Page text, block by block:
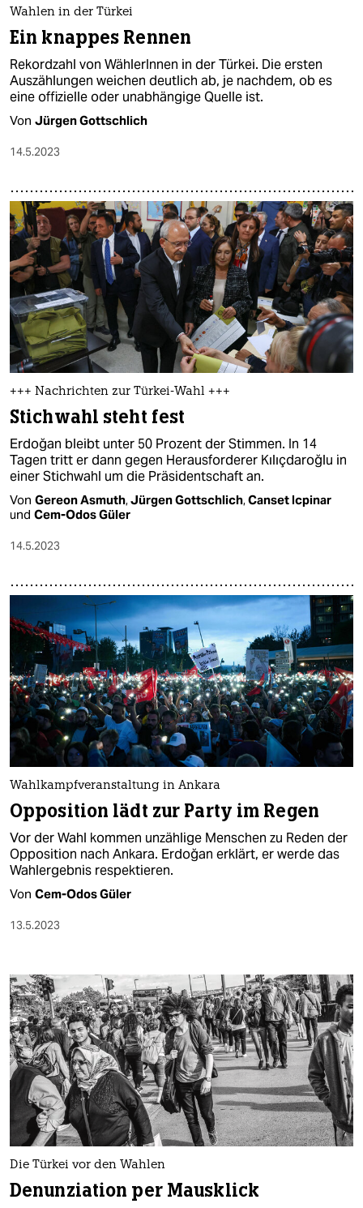
Wahlen in der Türkei
Ein knappes Rennen
Rekordzahl von WählerInnen in der Türkei. Die ersten
Auszählungen weichen deutlich ab, je nachdem, ob es
eine offizielle oder unabhängige Quelle ist.
Von Jürgen Gottschlich
14.5.2023
+++ Nachrichten zur Türkei-Wahl +++
Stichwahl steht fest
Erdoğan bleibt unter 50 Prozent der Stimmen. In 14
Tagen tritt er dann gegen Herausforderer Kılıçdaroğlu in
einer Stichwahl um die Präsidentschaft an.
Von Gereon Asmuth,Jürgen Gottschlich,Canset Icpinar
und Cem-Odos Güler
14.5.2023
Wahlkampfveranstaltung in Ankara
Opposition lädt zur Party im Regen
Vor der Wahl kommen unzählige Menschen zu Reden der
Opposition nach Ankara. Erdoğan erklärt, er werde das
Wahlergebnis respektieren.
Von Cem-Odos Güler
13.5.2023
Die Türkei vor den Wahlen
Denunziation per Mausklick